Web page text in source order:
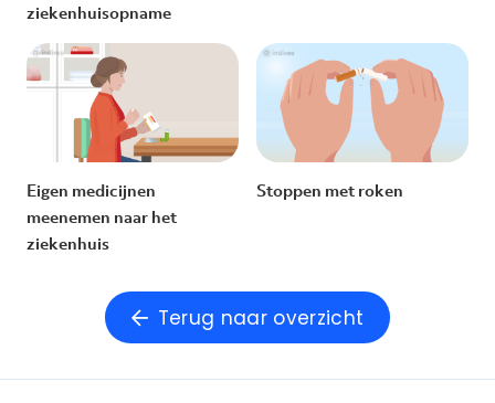
ziekenhuisopname
Eigen medicijnen
meenemen naar het
ziekenhuis
Stoppen met roken
Terug naar overzicht